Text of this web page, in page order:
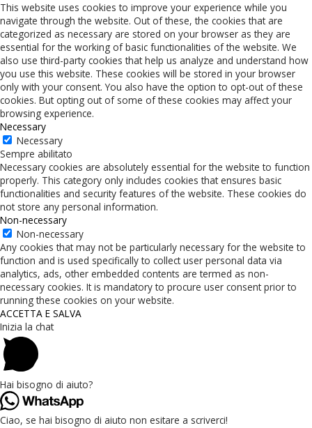
This website uses cookies to improve your experience while you
navigate through the website. Out of these, the cookies that are
categorized as necessary are stored on your browser as they are
essential for the working of basic functionalities of the website. We
also use third-party cookies that help us analyze and understand how
you use this website. These cookies will be stored in your browser
only with your consent. You also have the option to opt-out of these
cookies. But opting out of some of these cookies may affect your
browsing experience.
Necessary
Necessary
Sempre abilitato
Necessary cookies are absolutely essential for the website to function
properly. This category only includes cookies that ensures basic
functionalities and security features of the website. These cookies do
not store any personal information.
Non-necessary
Non-necessary
Any cookies that may not be particularly necessary for the website to
function and is used specifically to collect user personal data via
analytics, ads, other embedded contents are termed as non-
necessary cookies. It is mandatory to procure user consent prior to
running these cookies on your website.
ACCETTA E SALVA
Inizia la chat
Hai bisogno di aiuto?
Ciao, se hai bisogno di aiuto non esitare a scriverci!